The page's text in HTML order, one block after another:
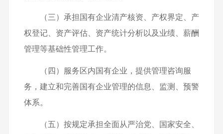
（三）承担国有企业清产核资、产权界定、产
权登记、资产评估、资产统计分析以及业绩、薪酬
管理等基础性管理工作。
（四）服务区内国有企业，提供管理咨询服
务，建立和完善国有企业管理的信息、监测、预警
体系。
（五）按规定承担全面从严治党、国家安全、